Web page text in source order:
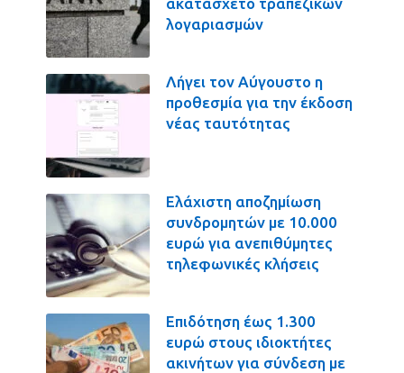
λογαριασμών
Λήγει τον Αύγουστο η
προθεσμία για την έκδοση
νέας ταυτότητας
Ελάχιστη αποζημίωση
συνδρομητών με 10.000
ευρώ για ανεπιθύμητες
τηλεφωνικές κλήσεις
Επιδότηση έως 1.300
ευρώ στους ιδιοκτήτες
ακινήτων για σύνδεση με